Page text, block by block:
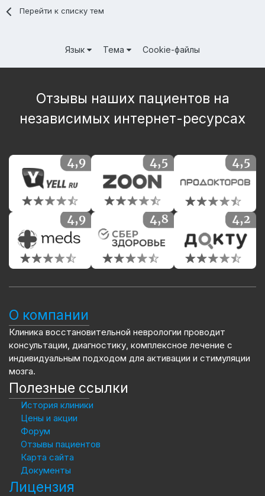
Перейти к списку тем
Язык Тема Cookie-файлы
Отзывы наших пациентов на
независимых интернет-ресурсах
О компании
Клиника восстановительной неврологии проводит
консультации, диагностику, комплексное лечение с
индивидуальным подходом для активации и стимуляции
мозга.
Полезные ссылки
История клиники
Цены и акции
Форум
Отзывы пациентов
Карта сайта
Документы
Лицензия